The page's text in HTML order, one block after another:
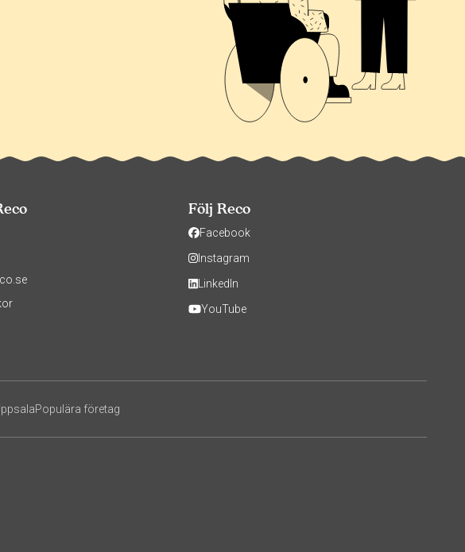
Följ Reco
Facebook
Instagram
LinkedIn
YouTube
Populära företag